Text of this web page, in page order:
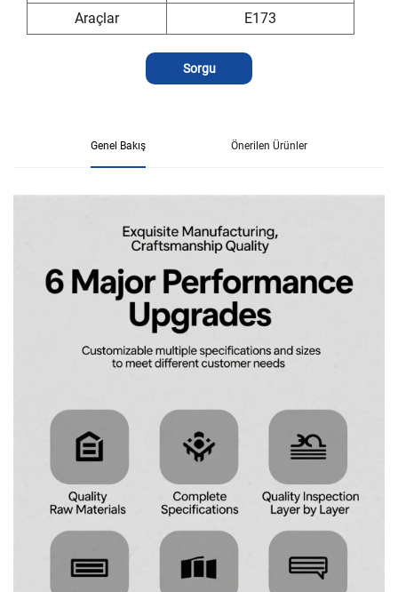
Araçlar
E173
Sorgu
Genel Bakış Önerilen Ürünler